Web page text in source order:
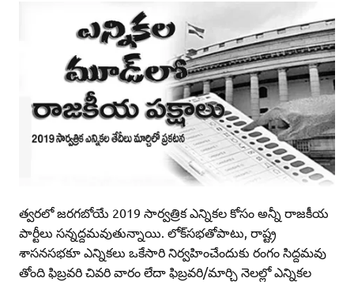
త్వరలో జరగబోయే 2019 సార్వత్రిక ఎన్నికల కోసం అన్నీ రాజకీయ
పార్టీలు సన్నద్దమవుతున్నాయి. లోక్‌సభతోపాటు, రాష్ట్ర
శాసనసభకూ ఎన్నికలు ఒకేసారి నిర్వహించేందుకు రంగం సిద్దమవు
తోంది ఫిబ్రవరి చివరి వారం లేదా ఫిబ్రవరి/మార్చి నెలల్లో ఎన్నికల